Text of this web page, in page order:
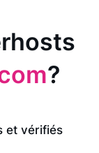
?
et vérifiés